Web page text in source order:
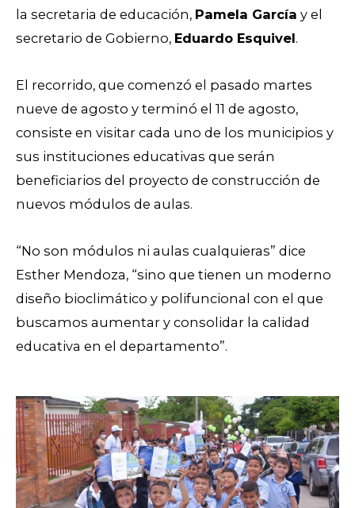
la secretaria de educación, Pamela García y el
secretario de Gobierno, Eduardo Esquivel.
El recorrido, que comenzó el pasado martes
nueve de agosto y terminó el 11 de agosto,
consiste en visitar cada uno de los municipios y
sus instituciones educativas que serán
beneficiarios del proyecto de construcción de
nuevos módulos de aulas.
“No son módulos ni aulas cualquieras” dice
Esther Mendoza, “sino que tienen un moderno
diseño bioclimático y polifuncional con el que
buscamos aumentar y consolidar la calidad
educativa en el departamento”.